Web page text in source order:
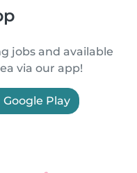
jobs and available
via our app!
Google Play